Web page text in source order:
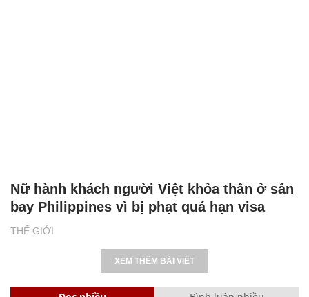
THẾ GIỚI
Nữ hành khách người Việt khỏa thân ở sân
bay Philippines vì bị phạt quá hạn visa
XEM THÊM BÀI VIẾT